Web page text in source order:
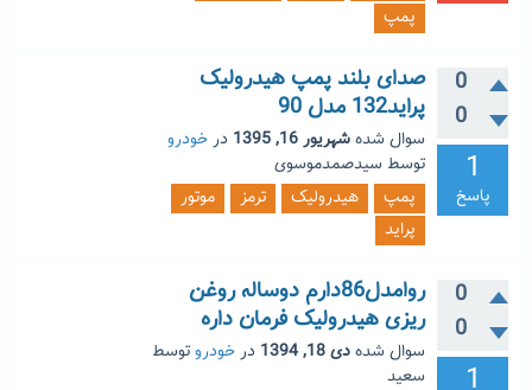
پمپ
0
0
1
پاسخ
صدای بلند پمپ هیدرولیک
پراید132 مدل 90
سوال شدهشهریور 16, 1395 درخودرو
توسط سیدصمدموسوی
پمپ
هیدرولیک ترمز
موتور
پراید
0
0
1
روامدل86دارم دوساله روغن
ریزی هیدرولیک فرمان داره
سوال شدهدی 18, 1394 درخودروتوسط
سعید